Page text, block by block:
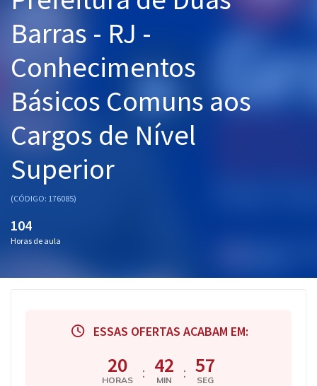
Graduação
OAB
Mentorias
Questões grátis
Conteúdo gratuito
Blog
Aprovados
Barras - RJ -
Conhecimentos
Básicos Comuns aos
Cargos de Nível
Superior
(CÓDIGO: 176085)
104
Horas de aula
ESSAS OFERTAS ACABAM EM:
20
HORAS : 42
MIN : 56
SEG